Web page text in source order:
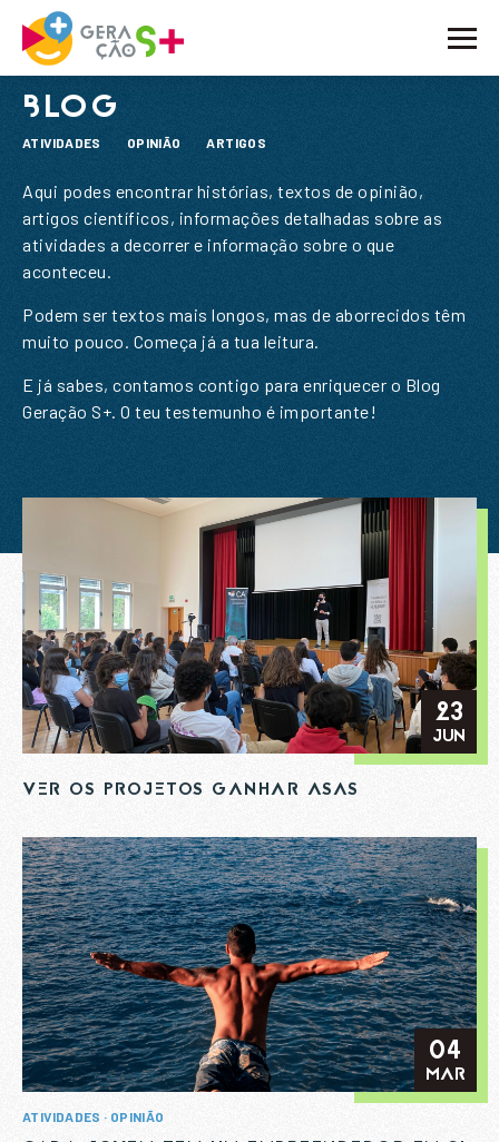
ATIVIDADES
NOTÍCIAS
BLOG
EMBAIXADORES
PARCEIROS
CONTACTOS
BLOG
ATIVIDADES OPINIÃO ARTIGOS
Aqui podes encontrar histórias, textos de opinião,
artigos científicos, informações detalhadas sobre as
atividades a decorrer e informação sobre o que
aconteceu.
Podem ser textos mais longos, mas de aborrecidos têm
muito pouco. Começa já a tua leitura.
E já sabes, contamos contigo para enriquecer o Blog
Geração S+. O teu testemunho é importante!
23
JUN
VER OS PROJETOS GANHAR ASAS
04
MAR
ATIVIDADES OPINIÃO